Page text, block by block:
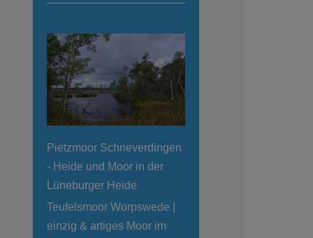
Pietzmoor Schneverdingen
- Heide und Moor in der
Lüneburger Heide
Teufelsmoor Worpswede |
einzig & artiges Moor im